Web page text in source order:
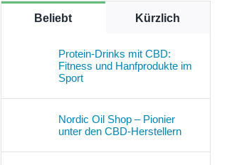
Beliebt Kürzlich
Protein-Drinks mit CBD:
Fitness und Hanfprodukte im
Sport
Nordic Oil Shop – Pionier
unter den CBD-Herstellern